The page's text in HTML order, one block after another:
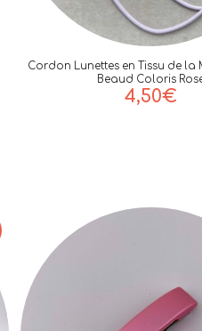
Cordon Lunettes en Tissu de la
Beaud Coloris
4,50€